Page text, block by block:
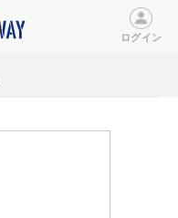
ログイン